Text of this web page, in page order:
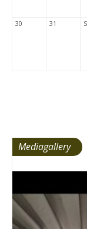
30 31
Mediagallery